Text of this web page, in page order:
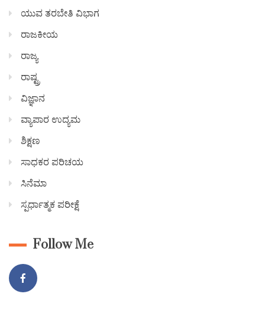
ಯುವ ತರಬೇತಿ ವಿಭಾಗ
ರಾಜಕೀಯ
ರಾಜ್ಯ
ರಾಷ್ಟ್ರ
ವಿಜ್ಞಾನ
ವ್ಯಾಪಾರ ಉದ್ಯಮ
ಶಿಕ್ಷಣ
ಸಾಧಕರ ಪರಿಚಯ
ಸಿನೆಮಾ
ಸ್ಪರ್ಧಾತ್ಮಕ ಪರೀಕ್ಷೆ
Follow Me